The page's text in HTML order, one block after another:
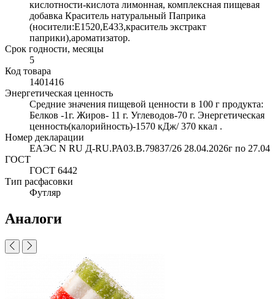
кислотности-кислота лимонная, комплексная пищевая
добавка Краситель натуральный Паприка
(носители:Е1520,Е433,краситель экстракт
паприки),ароматизатор.
Срок годности, месяцы
5
Код товара
1401416
Энергетическая ценность
Средние значения пищевой ценности в 100 г продукта:
Белков -1г. Жиров- 11 г. Углеводов-70 г. Энергетическая
ценность(калорийность)-1570 кДж/ 370 ккал .
Номер декларации
ЕАЭС N RU Д-RU.РА03.В.79837/26 28.04.2026г по 27.04
ГОСТ
ГОСТ 6442
Тип расфасовки
Футляр
Аналоги